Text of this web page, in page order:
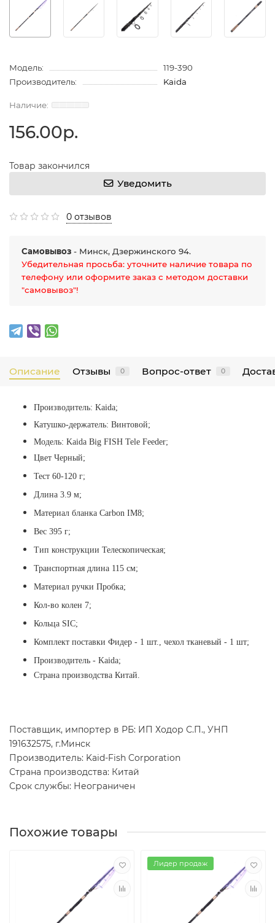
Модель:
119-390
Производитель:
Kaida
156.00р.
Товар закончился
Уведомить
0 отзывов
Самовывоз - Минск, Дзержинского 94.
Убедительная просьба: уточните наличие товара по
телефону или оформите заказ с методом доставки
"самовывоз"!
Описание Отзывы 0 Вопрос-ответ 0
Производитель: Kaida;
Катушко-держатель: Винтовой;
Модель: Kaida Big FISH Tele Feeder;
Цвет Черный;
Тест 60-120 г;
Длина 3.9 м;
Материал бланка Carbon IM8;
Вес 395 г;
Тип конструкции Телескопическая;
Транспортная длина 115 см;
Материал ручки Пробка;
Кол-во колен 7;
Кольца SIC;
Комплект поставки Фидер - 1 шт., чехол тканевый - 1 шт;
Производитель - Kaida;
Страна производства Китай.
Поставщик, импортер в РБ: ИП Ходор С.П., УНП
191632575, г.Минск
Производитель: Kaid-Fish Corporation
Страна производства: Китай
Срок службы: Неограничен
Похожие товары
Лидер продаж